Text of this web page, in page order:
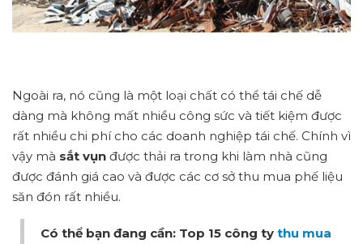
Ngoài ra, nó cũng là một loại chất có thể tái chế dễ
dàng mà không mất nhiều công sức và tiết kiệm được
rất nhiều chi phí cho các doanh nghiệp tái chế. Chính vì
vậy mà sắt vụn được thải ra trong khi làm nhà cũng
được đánh giá cao và được các cơ sở thu mua phế liệu
săn đón rất nhiều.
Có thể bạn đang cần: Top 15 công ty thu mua